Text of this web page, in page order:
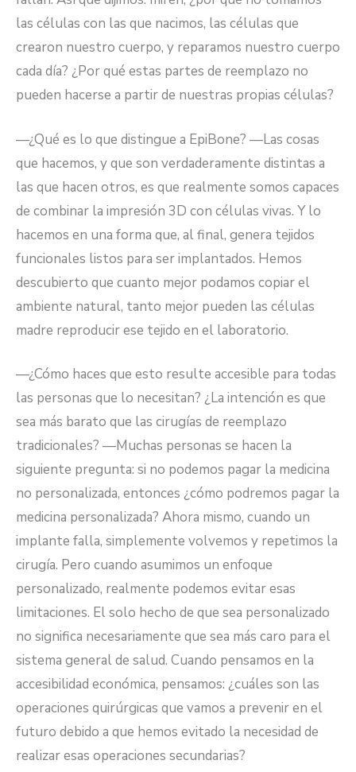
las células con las que nacimos, las células que
crearon nuestro cuerpo, y reparamos nuestro cuerpo
cada día? ¿Por qué estas partes de reemplazo no
pueden hacerse a partir de nuestras propias células?
—¿Qué es lo que distingue a EpiBone? —Las cosas
que hacemos, y que son verdaderamente distintas a
las que hacen otros, es que realmente somos capaces
de combinar la impresión 3D con células vivas. Y lo
hacemos en una forma que, al final, genera tejidos
funcionales listos para ser implantados. Hemos
descubierto que cuanto mejor podamos copiar el
ambiente natural, tanto mejor pueden las células
madre reproducir ese tejido en el laboratorio.
—¿Cómo haces que esto resulte accesible para todas
las personas que lo necesitan? ¿La intención es que
sea más barato que las cirugías de reemplazo
tradicionales? —Muchas personas se hacen la
siguiente pregunta: si no podemos pagar la medicina
no personalizada, entonces ¿cómo podremos pagar la
medicina personalizada? Ahora mismo, cuando un
implante falla, simplemente volvemos y repetimos la
cirugía. Pero cuando asumimos un enfoque
personalizado, realmente podemos evitar esas
limitaciones. El solo hecho de que sea personalizado
no significa necesariamente que sea más caro para el
sistema general de salud. Cuando pensamos en la
accesibilidad económica, pensamos: ¿cuáles son las
operaciones quirúrgicas que vamos a prevenir en el
futuro debido a que hemos evitado la necesidad de
realizar esas operaciones secundarias?